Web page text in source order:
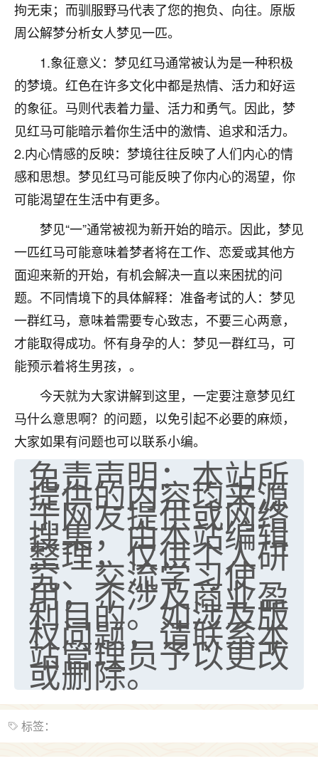
拘无束；而驯服野马代表了您的抱负、向往。原版
周公解梦分析女人梦见一匹。
1.象征意义：梦见红马通常被认为是一种积极
的梦境。红色在许多文化中都是热情、活力和好运
的象征。马则代表着力量、活力和勇气。因此，梦
见红马可能暗示着你生活中的激情、追求和活力。
2.内心情感的反映：梦境往往反映了人们内心的情
感和思想。梦见红马可能反映了你内心的渴望，你
可能渴望在生活中有更多。
梦见“一”通常被视为新开始的暗示。因此，梦见
一匹红马可能意味着梦者将在工作、恋爱或其他方
面迎来新的开始，有机会解决一直以来困扰的问
题。不同情境下的具体解释：准备考试的人：梦见
一群红马，意味着需要专心致志，不要三心两意，
才能取得成功。怀有身孕的人：梦见一群红马，可
能预示着将生男孩，。
今天就为大家讲解到这里，一定要注意梦见红
马什么意思啊？的问题，以免引起不必要的麻烦，
大家如果有问题也可以联系小编。
免责声明：本站所
提供的内容均来源
于网友提供或网络
搜集，由本站编辑
整理，仅供个人研
究、交流学习使
用，不涉及商业盈
利目的。如涉及版
权问题，请联系本
站管理员予以更改
或删除。
标签：
青春168
我也想要，我也想要！
2天前 来自山西
Jessica李
老师做不做超度法事？我想给我奶奶做超度，她今年
刚去世了。
七零老顽童：我母亲前年离世，刚开始我经常
做梦梦见她，后来也是朋友介绍，找到慧来老
师，安排了超度法事，做梦再也没有梦到过
了，一开始是半信半疑的，图个心安，给亡母
2天前 来自云南 11
优秀的张同学
老师收徒吗？？我对这些很感兴趣
2天前 来自山西 15